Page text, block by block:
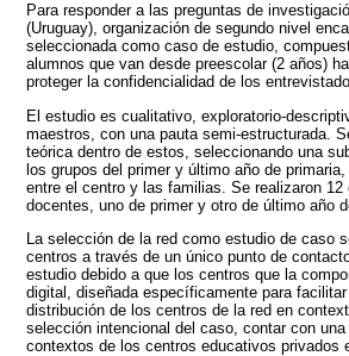
Para responder a las preguntas de
(Uruguay), organización de segundo nivel
seleccionada como caso de estudio,
alumnos que van desde preescolar (2 años)
proteger la confidencialidad de los
El estudio es cualitativo, exploratorio-
maestros, con una pauta semi-estructurada.
teórica dentro de estos, seleccionando una
los grupos del primer y último año de
entre el centro y las familias. Se realizaron
docentes, uno de primer y otro de último año
La selección de la red como estudio de
centros a través de un único punto de
estudio debido a que los centros que la
digital, diseñada específicamente para
distribución de los centros de la red en
selección intencional del caso, contar con
contextos de los centros educativos privados